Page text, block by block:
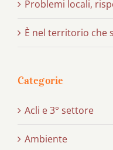
Problemi locali,
È nel territorio che
Categorie
Acli e 3° settore
Ambiente